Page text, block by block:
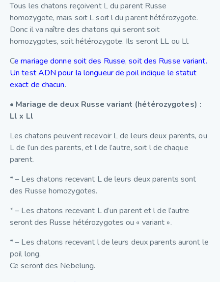
Tous les chatons reçoivent L du parent Russe
homozygote, mais soit L soit l du parent hétérozygote.
Donc il va naître des chatons qui seront soit
homozygotes, soit hétérozygote. Ils seront LL ou Ll.
Ce mariage donne soit des Russe, soit des Russe variant.
Un test ADN pour la longueur de poil indique le statut
exact de chacun.
• Mariage de deux Russe variant (hétérozygotes) :
Ll x Ll
Les chatons peuvent recevoir L de leurs deux parents, ou
L de l’un des parents, et l de l’autre, soit l de chaque
parent.
* – Les chatons recevant L de leurs deux parents sont
des Russe homozygotes.
* – Les chatons recevant L d’un parent et l de l’autre
seront des Russe hétérozygotes ou « variant ».
* – Les chatons recevant l de leurs deux parents auront le
poil long.
Ce seront des Nebelung.